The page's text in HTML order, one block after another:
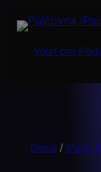
Volat pro
Domů / iPady